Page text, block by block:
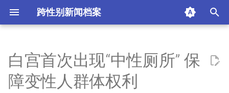
跨性别新闻档案
t
正文
白宫首次出现“中性厕所” 保
障变性人群体权利